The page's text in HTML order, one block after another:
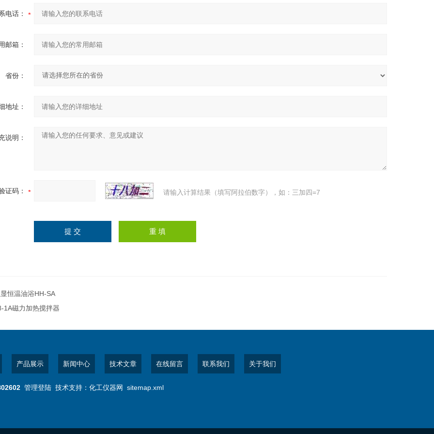
电话：
邮箱：
省份：
地址：
说明：
证码： 请输入计算结果（填写阿拉伯数字），如：三加四=7
恒温油浴HH-SA
1A磁力加热搅拌器
产品展示 新闻中心 技术文章 在线留言 联系我们 关于我们
管理登陆 技术支持： 化工仪器网 sitemap.xml